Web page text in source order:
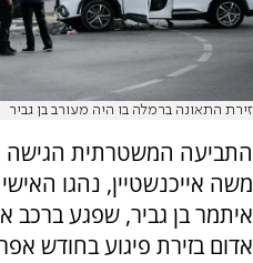
זירת התאונה ברמלה בו היה מעורב בן גביר
התביעה המשטרתית הגישה
משה אייכנשטיין, נהגו
איתמר בן גביר, שפגע ברכב
אדום בזירת פיגוע בחודש